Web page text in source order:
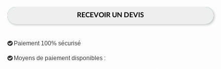
RECEVOIR UN DEVIS
Paiement 100% sécurisé
Moyens de paiement disponibles :